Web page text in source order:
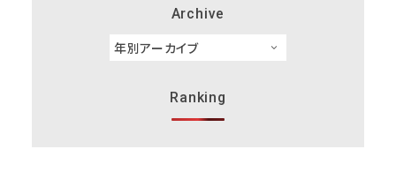
Archive
Ranking